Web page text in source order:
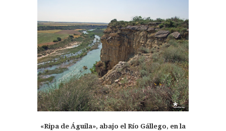
«Ripa de Águila», abajo el Río Gállego, en la